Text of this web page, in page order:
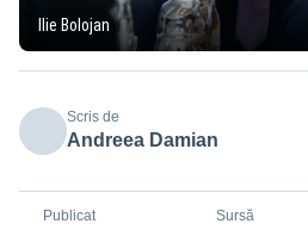
Ilie Bolojan
Scris de
Andreea Damian
Publicat Sursă